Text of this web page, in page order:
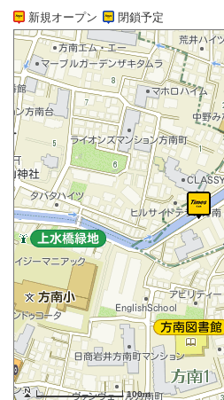
新規オープン 閉鎖予定
100m